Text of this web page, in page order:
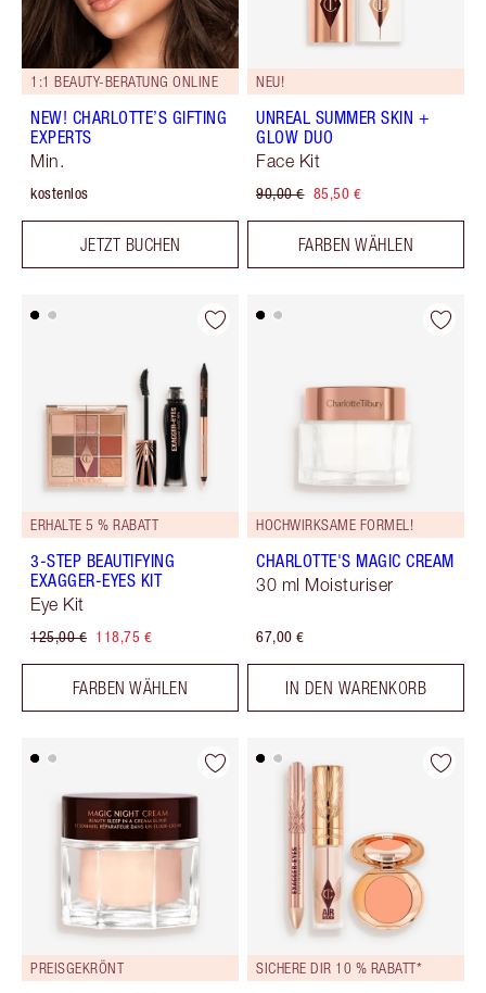
1:1 BEAUTY-BERATUNG ONLINE
NEW! CHARLOTTE’S GIFTING
EXPERTS
Min.
kostenlos
JETZT BUCHEN
NEU!
UNREAL SUMMER SKIN +
GLOW DUO
Face Kit
90,00 € 85,50 €
FARBEN WÄHLEN
ERHALTE 5 % RABATT
3-STEP BEAUTIFYING
EXAGGER-EYES KIT
Eye Kit
125,00 € 118,75 €
FARBEN WÄHLEN
HOCHWIRKSAME FORMEL!
CHARLOTTE'S MAGIC CREAM
30 ml Moisturiser
67,00 €
IN DEN WARENKORB
PREISGEKRÖNT SICHERE DIR 10 % RABATT*